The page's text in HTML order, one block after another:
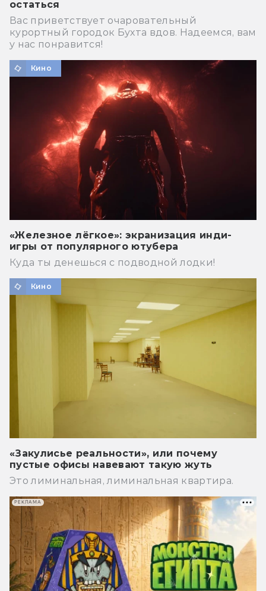
остаться
Вас приветствует очаровательный
курортный городок Бухта вдов. Надеемся, вам
у нас понравится!
Кино
«Железное лёгкое»: экранизация инди-
игры от популярного ютубера
Куда ты денешься с подводной лодки!
Кино
«Закулисье реальности», или почему
пустые офисы навевают такую жуть
Это лиминальная, лиминальная квартира.
РЕКЛАМА